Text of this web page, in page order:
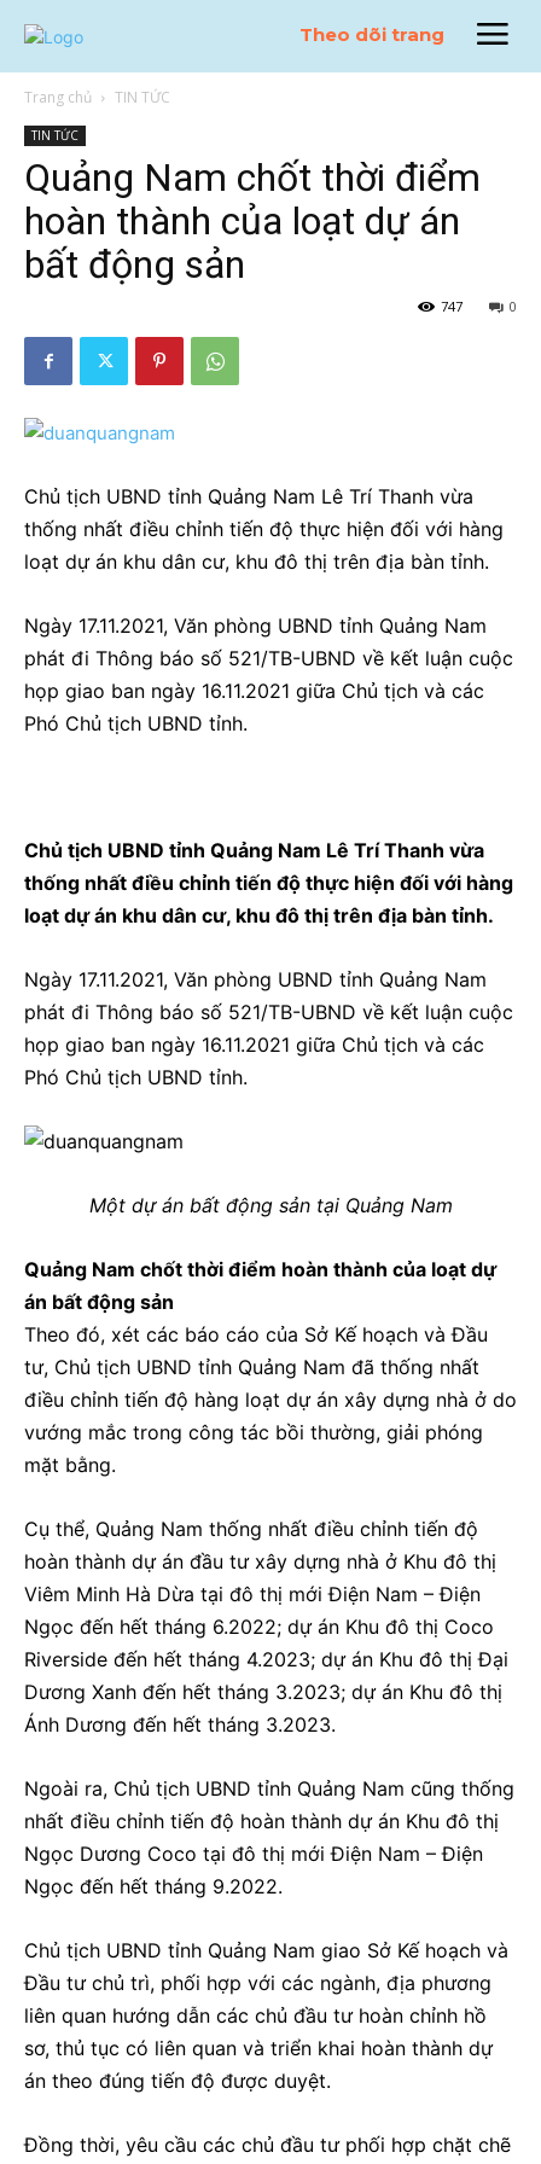
Theo dõi trang
Trang chủ TIN TỨC
TIN TỨC
Quảng Nam chốt thời điểm
hoàn thành của loạt dự án
bất động sản
0
747
Chủ tịch UBND tỉnh Quảng Nam Lê Trí Thanh vừa
thống nhất điều chỉnh tiến độ thực hiện đối với hàng
loạt dự án khu dân cư, khu đô thị trên địa bàn tỉnh.
Ngày 17.11.2021, Văn phòng UBND tỉnh Quảng Nam
phát đi Thông báo số 521/TB-UBND về kết luận cuộc
họp giao ban ngày 16.11.2021 giữa Chủ tịch và các
Phó Chủ tịch UBND tỉnh.
Chủ tịch UBND tỉnh Quảng Nam Lê Trí Thanh vừa
thống nhất điều chỉnh tiến độ thực hiện đối với hàng
loạt dự án khu dân cư, khu đô thị trên địa bàn tỉnh.
Ngày 17.11.2021, Văn phòng UBND tỉnh Quảng Nam
phát đi Thông báo số 521/TB-UBND về kết luận cuộc
họp giao ban ngày 16.11.2021 giữa Chủ tịch và các
Phó Chủ tịch UBND tỉnh.
Một dự án bất động sản tại Quảng Nam
Quảng Nam chốt thời điểm hoàn thành của loạt dự
án bất động sản
Theo đó, xét các báo cáo của Sở Kế hoạch và Đầu
tư, Chủ tịch UBND tỉnh Quảng Nam đã thống nhất
điều chỉnh tiến độ hàng loạt dự án xây dựng nhà ở do
vướng mắc trong công tác bồi thường, giải phóng
mặt bằng.
Cụ thể, Quảng Nam thống nhất điều chỉnh tiến độ
hoàn thành dự án đầu tư xây dựng nhà ở Khu đô thị
Viêm Minh Hà Dừa tại đô thị mới Điện Nam – Điện
Ngọc đến hết tháng 6.2022; dự án Khu đô thị Coco
Riverside đến hết tháng 4.2023; dự án Khu đô thị Đại
Dương Xanh đến hết tháng 3.2023; dự án Khu đô thị
Ánh Dương đến hết tháng 3.2023.
Ngoài ra, Chủ tịch UBND tỉnh Quảng Nam cũng thống
nhất điều chỉnh tiến độ hoàn thành dự án Khu đô thị
Ngọc Dương Coco tại đô thị mới Điện Nam – Điện
Ngọc đến hết tháng 9.2022.
Chủ tịch UBND tỉnh Quảng Nam giao Sở Kế hoạch và
Đầu tư chủ trì, phối hợp với các ngành, địa phương
liên quan hướng dẫn các chủ đầu tư hoàn chỉnh hồ
sơ, thủ tục có liên quan và triển khai hoàn thành dự
án theo đúng tiến độ được duyệt.
Đồng thời, yêu cầu các chủ đầu tư phối hợp chặt chẽ